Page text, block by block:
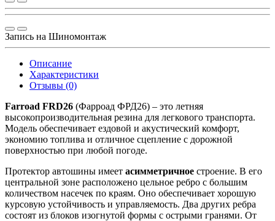
Запись на Шиномонтаж
Описание
Характеристики
Отзывы (0)
Farroad FRD26 (Фарроад ФРД26) – это летняя
высокопроизводительная резина для легкового транспорта.
Модель обеспечивает ездовой и акустический комфорт,
экономию топлива и отличное сцепление с дорожной
поверхностью при любой погоде.
Протектор автошины имеет асимметричное строение. В его
центральной зоне расположено цельное ребро с большим
количеством насечек по краям. Оно обеспечивает хорошую
курсовую устойчивость и управляемость. Два других ребра
состоят из блоков изогнутой формы с острыми гранями. От